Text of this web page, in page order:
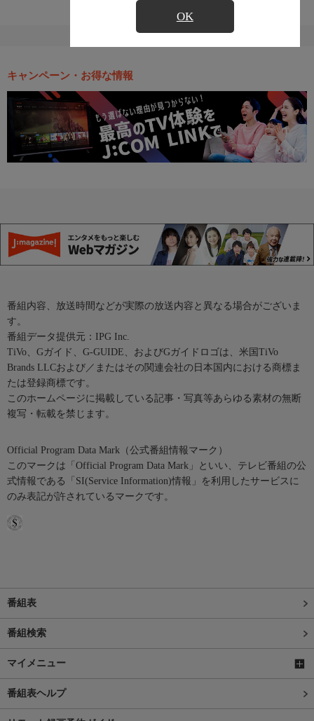
OK
キャンペーン・お得な情報
番組内容、放送時間などが実際の放送内容と異なる場合がございま
す。
番組データ提供元：IPG Inc.
TiVo、Gガイド、G-GUIDE、およびGガイドロゴは、米国TiVo
Brands LLCおよび／またはその関連会社の日本国内における商標ま
たは登録商標です。
このホームページに掲載している記事・写真等あらゆる素材の無断
複写・転載を禁じます。
Official Program Data Mark（公式番組情報マーク）
このマークは「Official Program Data Mark」といい、テレビ番組の公
式情報である「SI(Service Information)情報」を利用したサービスに
のみ表記が許されているマークです。
番組表
番組検索
マイメニュー
番組表ヘルプ